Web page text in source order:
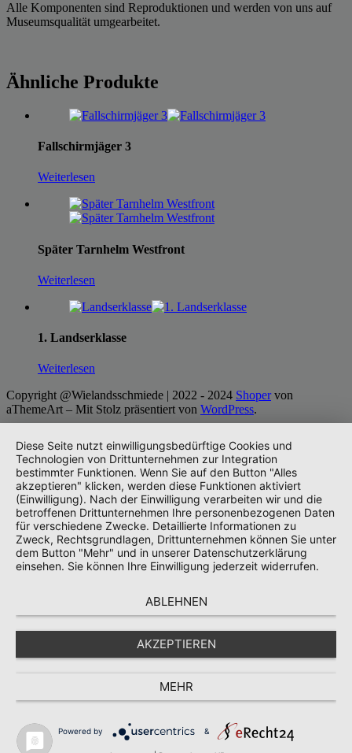
Alle Komponenten sind Reproduktionen und werden von uns auf
Museumsqualität umgearbeitet.
Ähnliche Produkte
Fallschirmjäger 3
Weiterlesen
Später Tarnhelm Westfront
Weiterlesen
1. Landserklasse
Weiterlesen
Copyright @Wielandsschmiede | 2022 - 2024 Shoper von
aThemeArt – Mit Stolz präsentiert von WordPress.
Diese Seite nutzt einwilligungsbedürftige Cookies und
Technologien von Drittunternehmen zur Integration
bestimmter Funktionen. Wenn Sie auf den Button "Alles
akzeptieren" klicken, werden diese Funktionen aktiviert
(Einwilligung). Nach der Einwilligung verarbeiten wir und die
betroffenen Drittunternehmen Ihre personenbezogenen Daten
für verschiedene Zwecke. Detaillierte Informationen zu
Zweck, Rechtsgrundlagen, Drittunternehmen können Sie unter
dem Button "Mehr" und in unserer Datenschutzerklärung
einsehen. Sie können Ihre Einwilligung jederzeit widerrufen.
ABLEHNEN
AKZEPTIEREN
MEHR
Powered by &